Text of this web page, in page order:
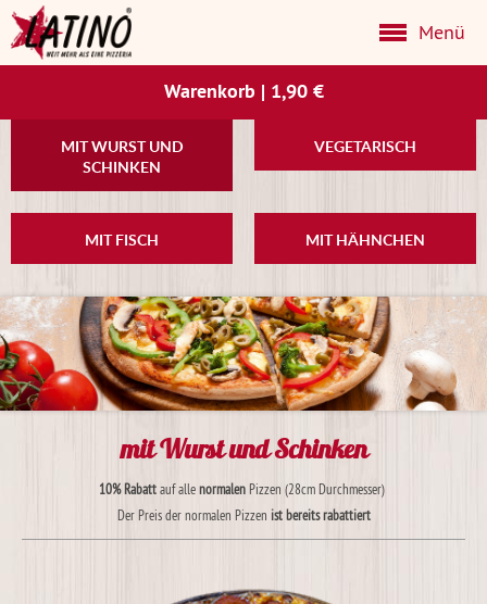
Menü
Warenkorb | 1,90 €
MIT WURST UND
SCHINKEN
VEGETARISCH
MIT FISCH MIT HÄHNCHEN
mit Wurst und Schinken
10% Rabattauf allenormalenPizzen (28cm Durchmesser)
Der Preis der normalen Pizzen ist bereits rabattiert